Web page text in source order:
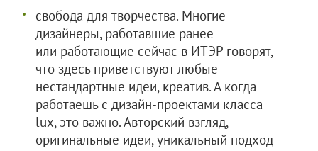
свобода для творчества. Многие
дизайнеры, работавшие ранее
или работающие сейчас в ИТЭР говорят,
что здесь приветствуют любые
нестандартные идеи, креатив. А когда
работаешь с дизайн-проектами класса
lux, это важно. Авторский взгляд,
оригинальные идеи, уникальный подход